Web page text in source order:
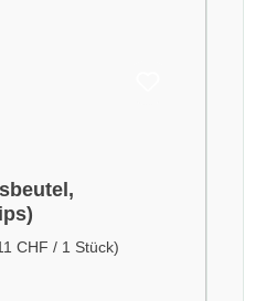
CHF / 1 Stück)